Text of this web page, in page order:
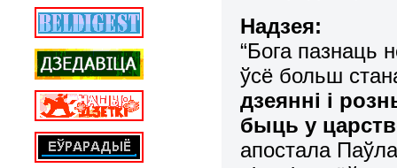
Надзея:
“Бога пазнаць
ўсё больш
дзеянні і
быць у
апостала